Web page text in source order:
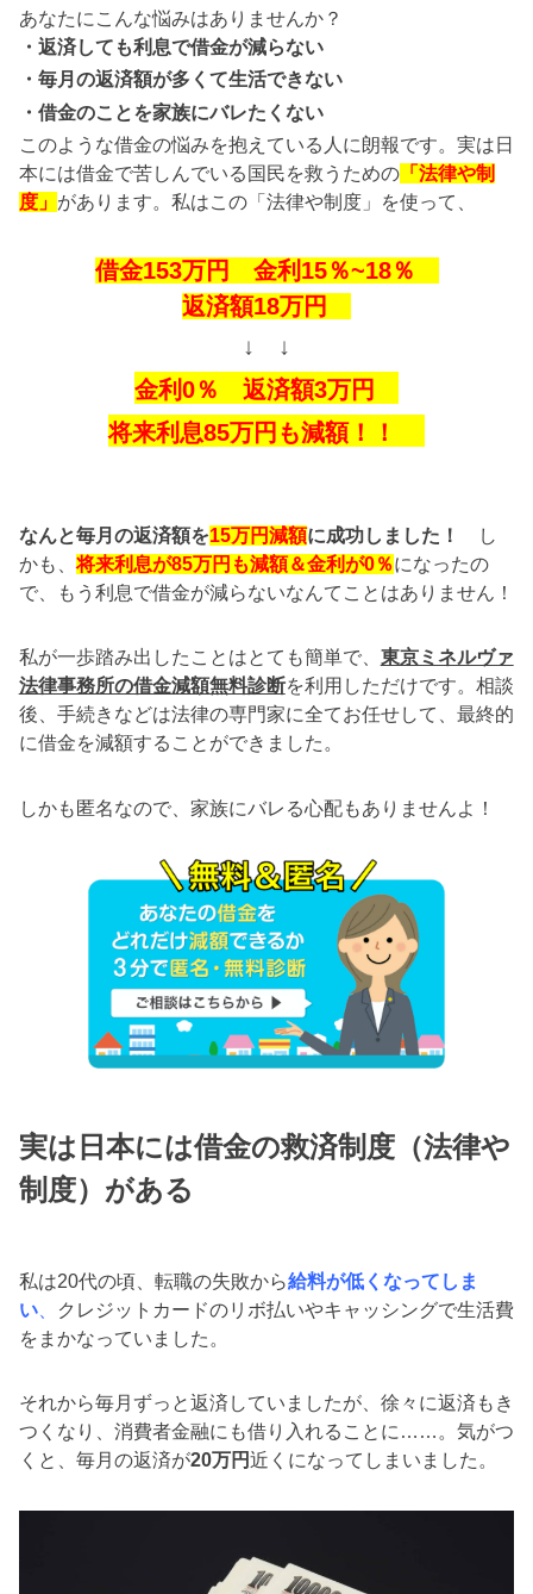
額
さ
れ
た
方
法
が
す
い！
ほ
と
が
知
ら
い
制
度
が
あなたにこんな悩みはありませんか？
・返済しても利息で借金が減らない
・毎月の返済額が多くて生活できない
・借金のことを家族にバレたくない
このような借金の悩みを抱えている人に朗報です。実は日
本には借金で苦しんでいる国民を救うための「法律や制
度」 があります。私はこの「法律や制度」を使って、
借金153万円 金利15％~18％
返済額18万円
↓ ↓
金利0％ 返済額3万円
将来利息85万円も減額！！
なんと毎月の返済額を15万円減額に成功しました！
し
かも、将来利息が85万円も減額＆金利が0％になったの
で、もう利息で借金が減らないなんてことはありません！
私が一歩踏み出したことはとても簡単で、 東京ミネルヴァ
法律事務所の借金減額無料診断を利用しただけです。相談
後、手続きなどは法律の専門家に全てお任せして、最終的
に借金を減額することができました。
しかも匿名なので、家族にバレる心配もありませんよ！
実は日本には借金の救済制度（法律や
制度）がある
私は20代の頃、転職の失敗から給料が低くなってしま
い、
クレジットカードのリボ払いやキャッシングで生活費
をまかなっていました。
それから毎月ずっと返済していましたが、徐々に返済もき
つくなり、消費者金融にも借り入れることに……。気がつ
くと、毎月の返済が20万円近くになってしまいました。